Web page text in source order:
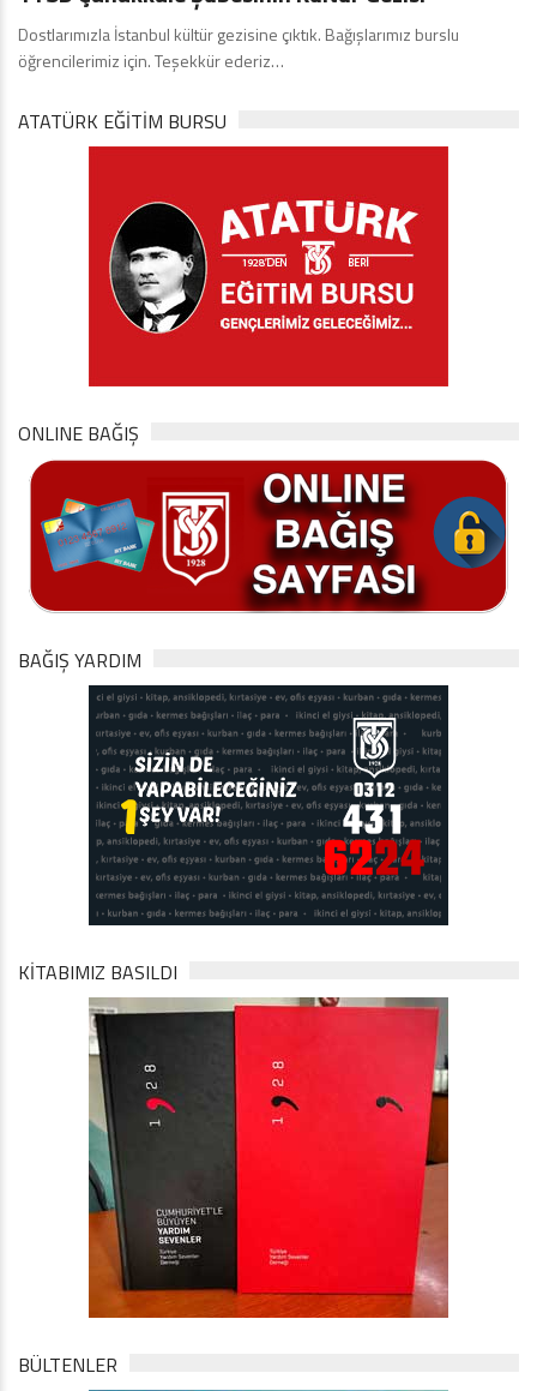
Dostlarımızla İstanbul kültür gezisine çıktık. Bağışlarımız burslu
öğrencilerimiz için. Teşekkür ederiz…
ATATÜRK EĞITIM BURSU
ONLINE BAĞIŞ
BAĞIŞ YARDIM
KİTABIMIZ BASILDI
BÜLTENLER